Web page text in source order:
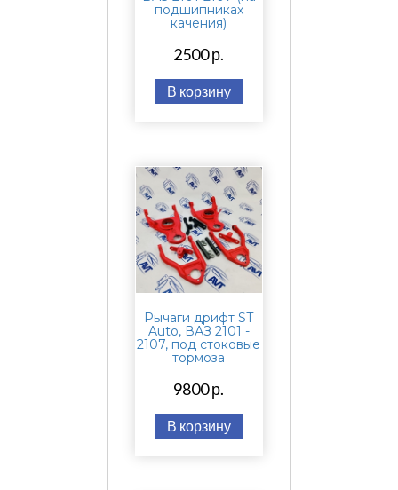
подшипниках
качения)
2500 р.
В корзину
Рычаги дрифт ST
Auto, ВАЗ 2101 -
2107, под стоковые
тормоза
9800 р.
В корзину